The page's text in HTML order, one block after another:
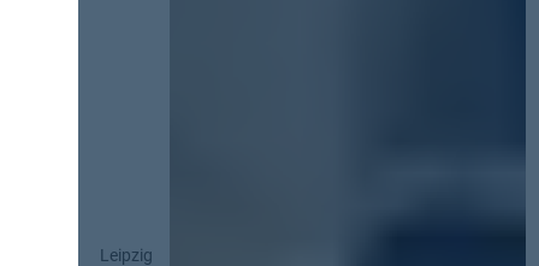
Leipzig